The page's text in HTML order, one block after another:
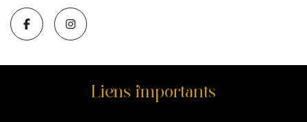
Liens importants